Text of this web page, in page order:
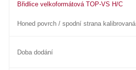
Břidlice velkoformátová TOP-VS H/C
Honed povrch / spodní strana kalibrovaná
Doba dodání